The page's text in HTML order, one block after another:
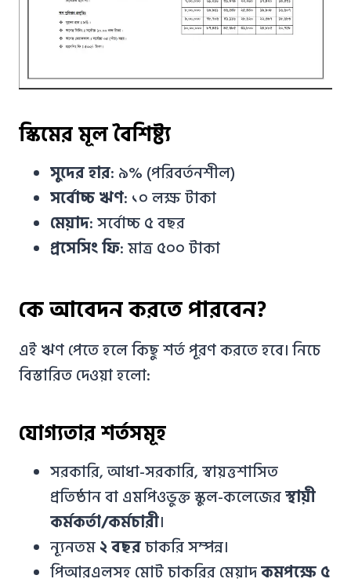
স্কিমের মূল বৈশিষ্ট্য
সুদের হার: ৯% (পরিবর্তনশীল)
সর্বোচ্চ ঋণ: ১০ লক্ষ টাকা
মেয়াদ: সর্বোচ্চ ৫ বছর
প্রসেসিং ফি: মাত্র ৫০০ টাকা
কে আবেদন করতে পারবেন?
এই ঋণ পেতে হলে কিছু শর্ত পূরণ করতে হবে। নিচে
বিস্তারিত দেওয়া হলো:
যোগ্যতার শর্তসমূহ
সরকারি, আধা-সরকারি, স্বায়ত্তশাসিত
প্রতিষ্ঠান বা এমপিওভুক্ত স্কুল-কলেজেরস্থায়ী
কর্মকর্তা/কর্মচারী।
ন্যূনতম২ বছরচাকরি সম্পন্ন।
পিআরএলসহ মোট চাকরির মেয়াদকমপক্ষে ৫